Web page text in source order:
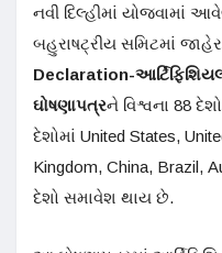
નવી દિલ્હીમાં યોજવામાં
બહુરાષટ્રીય સમિટમાં
Declaration-
ઘોષણાપત્રને વિશ્વના 88
દેશોમાં United States,
Kingdom, China, Brazil,
દેશો સમાવેશ થાય છે.